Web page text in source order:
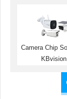
Camera Chip
KBvision